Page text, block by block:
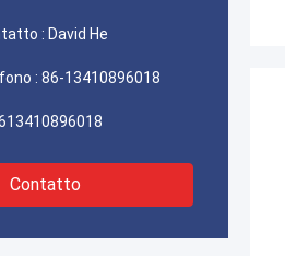
saremo più forti e
: David He
: 86-13410896018
Contatto